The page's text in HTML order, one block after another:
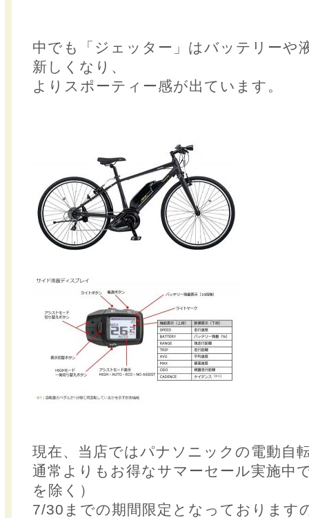
中でも「ジェッター」はバッテリーや
新しくなり、
よりスポーティー感が出ています。
現在、当店ではパナソニックの電動自
通常よりもお得なサマーセール実施中
を除く）
7/30までの期間限定となっております